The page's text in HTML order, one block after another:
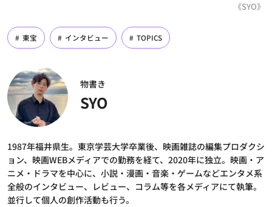
《SYO》
東宝 インタビュー TOPICS
物書き
SYO
1987年福井県生。東京学芸大学卒業後、映画雑誌の編集プロダクシ
ョン、映画WEBメディアでの勤務を経て、2020年に独立。映画・ア
ニメ・ドラマを中心に、小説・漫画・音楽・ゲームなどエンタメ系
全般のインタビュー、レビュー、コラム等を各メディアにて執筆。
並行して個人の創作活動も行う。